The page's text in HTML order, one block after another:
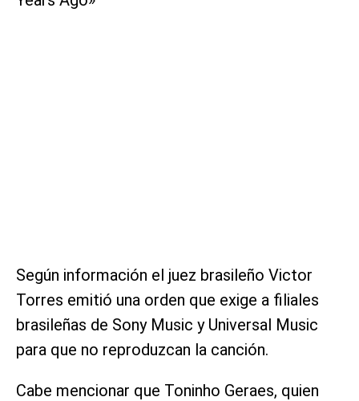
Según información el juez brasileño Victor
Torres emitió una orden que exige a filiales
brasileñas de Sony Music y Universal Music
para que no reproduzcan la canción.
Cabe mencionar que Toninho Geraes, quien